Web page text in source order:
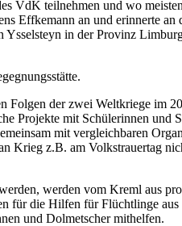
VdK teilnehmen und wo
Effkemann an und erinnerte
Ysselsteyn in der Provinz
Folgen der zwei Weltkriege im
Projekte mit Schülerinnen und
mit vergleichbaren
Krieg z.B. am Volkstrauertag
werden vom Kreml aus
für die Hilfen für Flüchtlinge aus
und Dolmetscher mithelfen.